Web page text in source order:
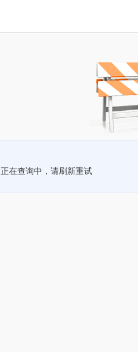
正在查询中，请刷新重试